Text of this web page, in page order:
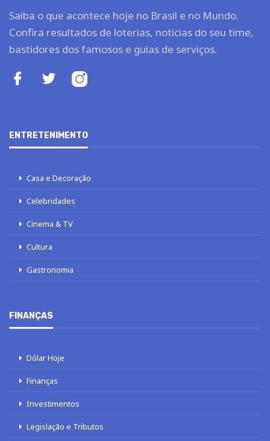
Saiba o que acontece hoje no Brasil e no Mundo.
Confira resultados de loterias, notícias do seu time,
bastidores dos famosos e guias de serviços.
ENTRETENIMENTO
Casa e Decoração
Celebridades
Cinema & TV
Cultura
Gastronomia
FINANÇAS
Dólar Hoje
Finanças
Investimentos
Legislação e Tributos